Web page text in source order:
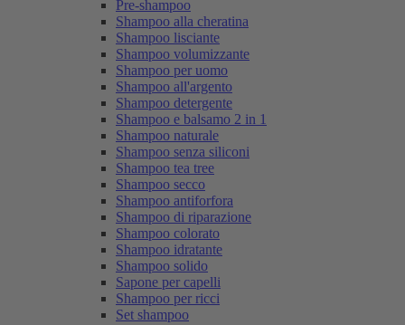
Pre-shampoo
Shampoo alla cheratina
Shampoo lisciante
Shampoo volumizzante
Shampoo per uomo
Shampoo all'argento
Shampoo detergente
Shampoo e balsamo 2 in 1
Shampoo naturale
Shampoo senza siliconi
Shampoo tea tree
Shampoo secco
Shampoo antiforfora
Shampoo di riparazione
Shampoo colorato
Shampoo idratante
Shampoo solido
Sapone per capelli
Shampoo per ricci
Set shampoo